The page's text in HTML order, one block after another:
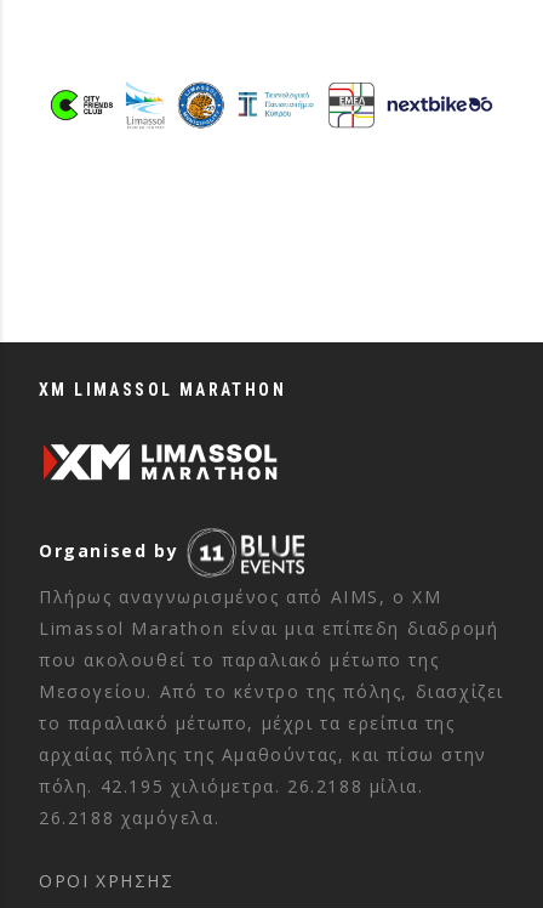
XM LIMASSOL MARATHON
Organised by
Πλήρως αναγνωρισμένος από AIMS, ο XM
Limassol Marathon είναι μια επίπεδη διαδρομή
που ακολουθεί το παραλιακό μέτωπο της
Μεσογείου. Από το κέντρο της πόλης, διασχίζει
το παραλιακό μέτωπο, μέχρι τα ερείπια της
αρχαίας πόλης της Αμαθούντας, και πίσω στην
πόλη. 42.195 χιλιόμετρα. 26.2188 μίλια.
26.2188 χαμόγελα.
ΌΡΟΙ ΧΡΉΣΗΣ